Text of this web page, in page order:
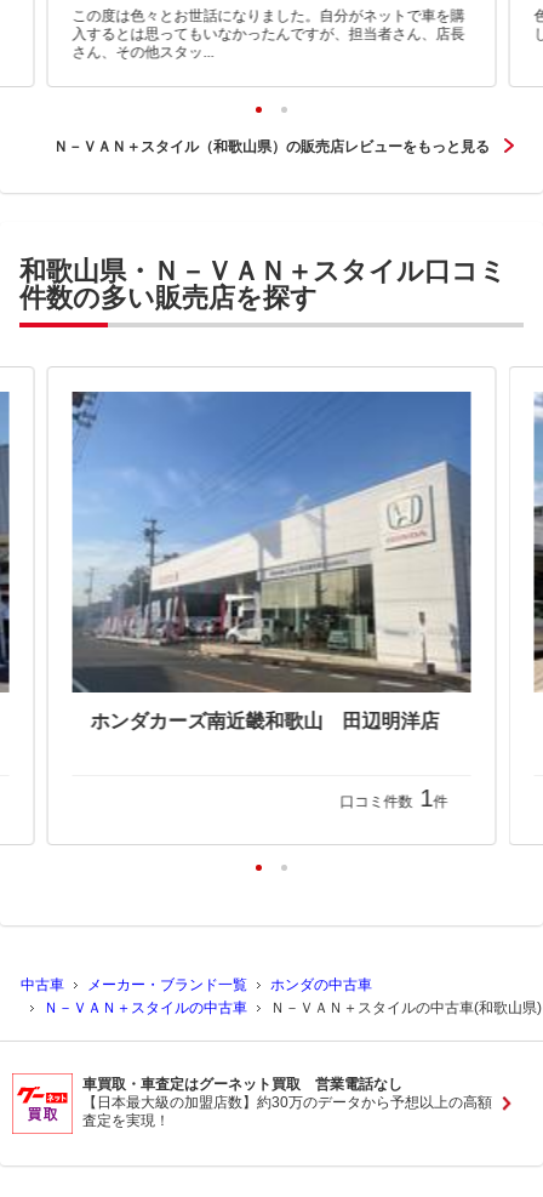
この度は色々とお世話になりました。自分がネットで車を購
入するとは思ってもいなかったんですが、担当者さん、店長
さん、その他スタッ...
Ｎ－ＶＡＮ＋スタイル（和歌山県）の販売店レビューをもっと見る
和歌山県・Ｎ－ＶＡＮ＋スタイル口コミ
件数の多い販売店を探す
口コミ件数 1件
中古車 メーカー・ブランド一覧
ホンダの中古車
Ｎ－ＶＡＮ＋スタイルの中古車
Ｎ－ＶＡＮ＋スタイルの中古車(和歌山県)
車買取・車査定はグーネット買取 営業電話なし
【日本最大級の加盟店数】約30万のデータから予想以上の高額
査定を実現！